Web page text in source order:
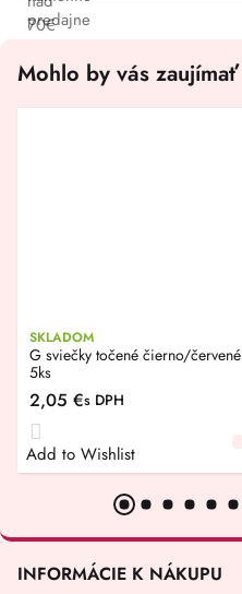
Mohlo by vás zaujímať
SKLADOM
G sviečky točené čierno/červené
5ks
2,05 €s DPH
Add to Wishlist
INFORMÁCIE K NÁKUPU